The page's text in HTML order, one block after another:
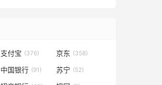
支付宝 (376) 京东 (358)
中国银行 (91) 苏宁 (52)